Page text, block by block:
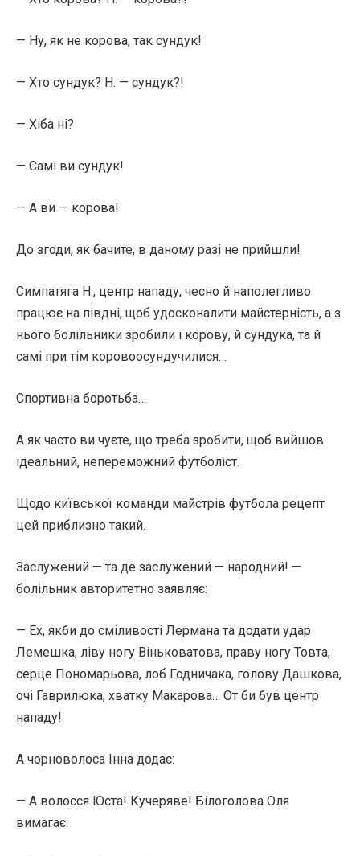
— Ну, як не корова, так сундук!
— Хто сундук? Н. — сундук?!
— Хіба ні?
— Самі ви сундук!
— А ви — корова!
До згоди, як бачите, в даному разі не прийшли!
Симпатяга Н., центр нападу, чесно й наполегливо
працює на півдні, щоб удосконалити майстерність, а з
нього болільники зробили і корову, й сундука, та й
самі при тім коровоосундучилися…
Спортивна боротьба…
А як часто ви чуєте, що треба зробити, щоб вийшов
ідеальний, непереможний футболіст.
Щодо київської команди майстрів футбола рецепт
цей приблизно такий.
Заслужений — та де заслужений — народний! —
болільник авторитетно заявляє:
— Ех, якби до сміливості Лермана та додати удар
Лемешка, ліву ногу Віньковатова, праву ногу Товта,
серце Пономарьова, лоб Годничака, голову Дашкова,
очі Гаврилюка, хватку Макарова… От би був центр
нападу!
А чорноволоса Інна додає:
— А волосся Юста! Кучеряве! Білоголова Оля
вимагає: